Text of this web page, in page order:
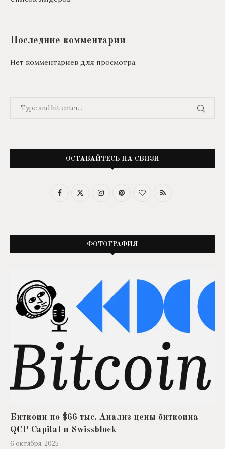
Последние комментарии
Нет комментариев для просмотра.
ОСТАВАЙТЕСЬ НА СВЯЗИ
ФОТОГРАФИЯ
Биткоин по $66 тыс. Анализ цены биткоина
QCP Capital и Swissblock
6 октября, 2025